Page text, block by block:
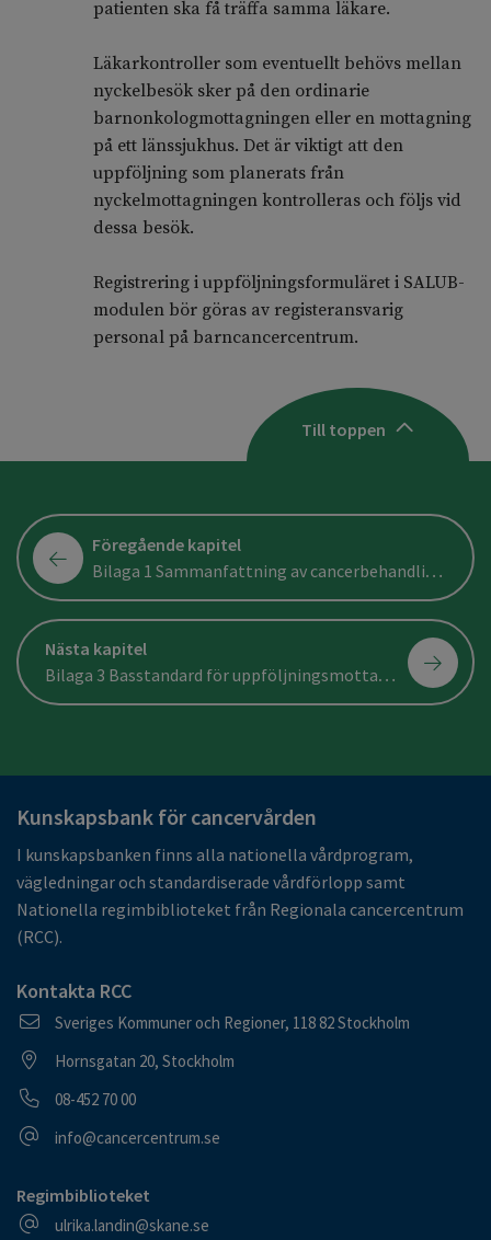
patienten ska få träffa samma läkare.
Läkarkontroller som eventuellt behövs mellan
nyckelbesök sker på den ordinarie
barnonkologmottagningen eller en mottagning
på ett länssjukhus. Det är viktigt att den
uppföljning som planerats från
nyckelmottagningen kontrolleras och följs vid
dessa besök.
Registrering i uppföljningsformuläret i SALUB-
modulen bör göras av registeransvarig
personal på barncancercentrum.
Till toppen
Föregående kapitel
Bilaga 1 Sammanfattning av cancerbehandling med uppföljningsrekommendationer
Nästa kapitel
Bilaga 3 Basstandard för uppföljningsmottagningar för vuxna efter barncancer
Kunskapsbank för cancervården
I kunskapsbanken finns alla nationella vårdprogram,
vägledningar och standardiserade vårdförlopp samt
Nationella regimbiblioteket från Regionala cancercentrum
(RCC).
Kontakta RCC
Postadress
Sveriges Kommuner och Regioner, 118 82 Stockholm
Besöksadress
Hornsgatan 20, Stockholm
Telefonnummer
08-452 70 00
E-postadress
info@cancercentrum.se
Regimbiblioteket
E-postadress
ulrika.landin@skane.se